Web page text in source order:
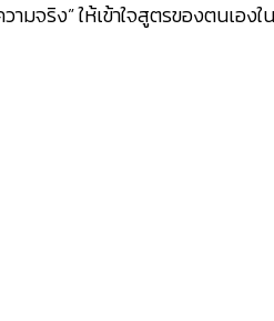
ริง” ให้เข้าใจสูตรของตนเองใ